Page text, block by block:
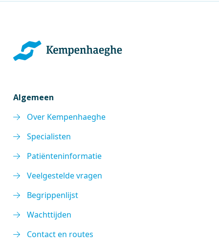
Algemeen
Over Kempenhaeghe
Specialisten
Patiënteninformatie
Veelgestelde vragen
Begrippenlijst
Wachttijden
Contact en routes